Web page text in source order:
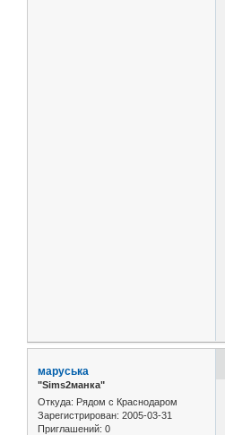
маруська
"Sims2манка"
Откуда: Рядом с Краснодаром
Зарегистрирован: 2005-03-31
Приглашений: 0